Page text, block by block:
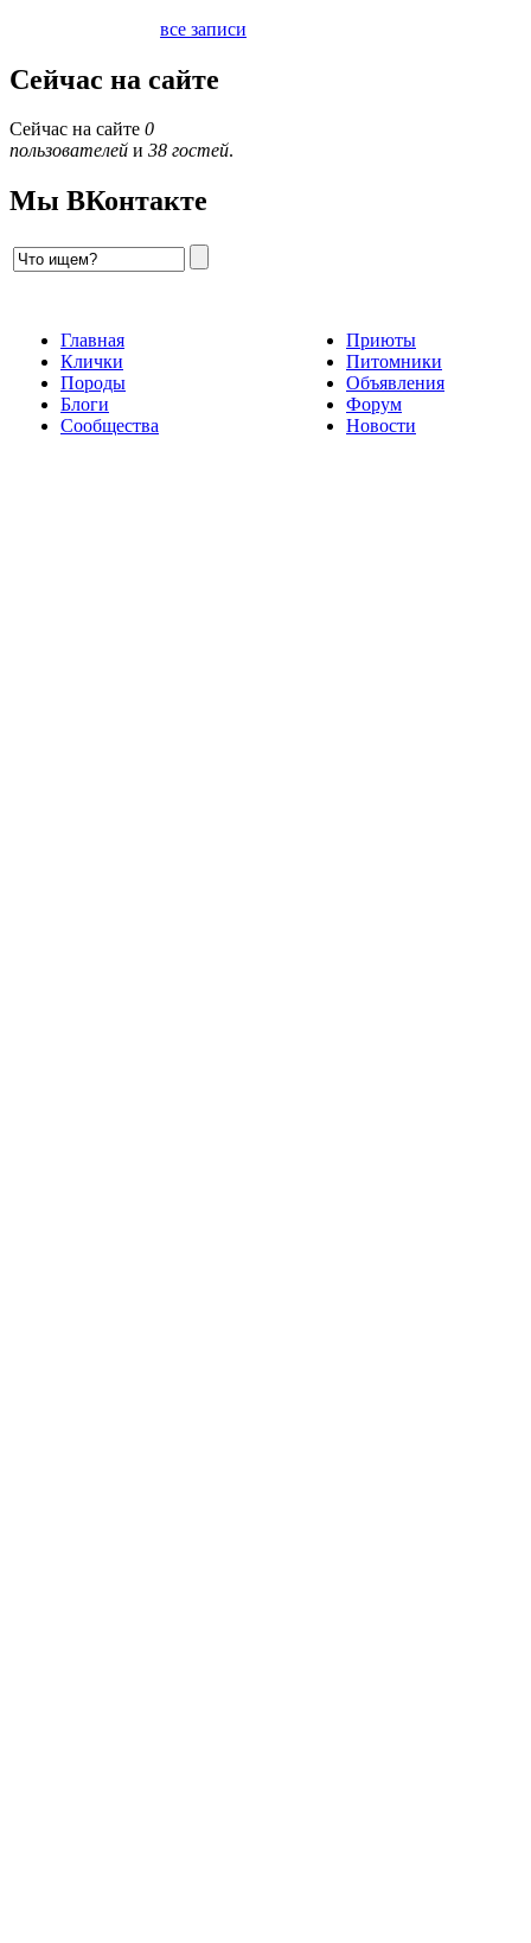
все записи
Сейчас на сайте
Сейчас на сайте 0
пользователей и 38 гостей.
Мы ВКонтакте
Главная
Клички
Породы
Блоги
Сообщества
Приюты
Питомники
Объявления
Форум
Новости